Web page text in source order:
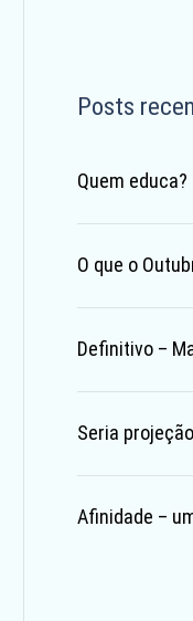
Posts
Quem educa?
O que o
Definitivo –
Seria
Afinidade –